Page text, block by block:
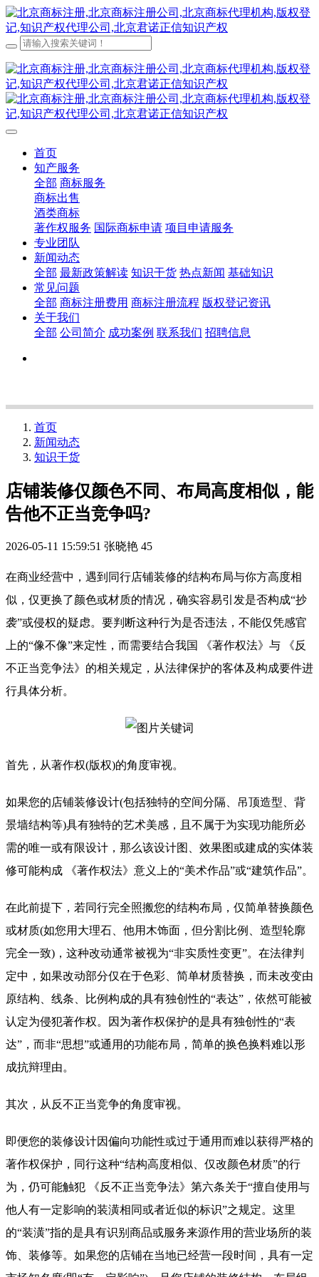
首页
知产服务
全部 商标服务
商标出售
酒类商标
著作权服务 国际商标申请 项目申请服务
专业团队
新闻动态
全部 最新政策解读 知识干货 热点新闻 基础知识
常见问题
全部 商标注册费用 商标注册流程 版权登记资讯
关于我们
全部 公司简介 成功案例 联系我们 招聘信息
首页
新闻动态
知识干货
店铺装修仅颜色不同、布局高度相似，能
告他不正当竞争吗?
2026-05-11 15:59:51 张晓艳 45
在商业经营中，遇到同行店铺装修的结构布局与你方高度相
似，仅更换了颜色或材质的情况，确实容易引发是否构成“抄
袭”或侵权的疑虑。要判断这种行为是否违法，不能仅凭感官
上的“像不像”来定性，而需要结合我国 《著作权法》与 《反
不正当竞争法》的相关规定，从法律保护的客体及构成要件进
行具体分析。
首先，从著作权(版权)的角度审视。
如果您的店铺装修设计(包括独特的空间分隔、吊顶造型、背
景墙结构等)具有独特的艺术美感，且不属于为实现功能所必
需的唯一或有限设计，那么该设计图、效果图或建成的实体装
修可能构成 《著作权法》意义上的“美术作品”或“建筑作品”。
在此前提下，若同行完全照搬您的结构布局，仅简单替换颜色
或材质(如您用大理石、他用木饰面，但分割比例、造型轮廓
完全一致)，这种改动通常被视为“非实质性变更”。在法律判
定中，如果改动部分仅在于色彩、简单材质替换，而未改变由
原结构、线条、比例构成的具有独创性的“表达”，依然可能被
认定为侵犯著作权。因为著作权保护的是具有独创性的“表
达”，而非“思想”或通用的功能布局，简单的换色换料难以形
成抗辩理由。
其次，从反不正当竞争的角度审视。
即便您的装修设计因偏向功能性或过于通用而难以获得严格的
著作权保护，同行这种“结构高度相似、仅改颜色材质”的行
为，仍可能触犯 《反不正当竞争法》第六条关于“擅自使用与
他人有一定影响的装潢相同或者近似的标识”之规定。这里
的“装潢”指的是具有识别商品或服务来源作用的营业场所的装
饰、装修等。如果您的店铺在当地已经营一段时间，具有一定